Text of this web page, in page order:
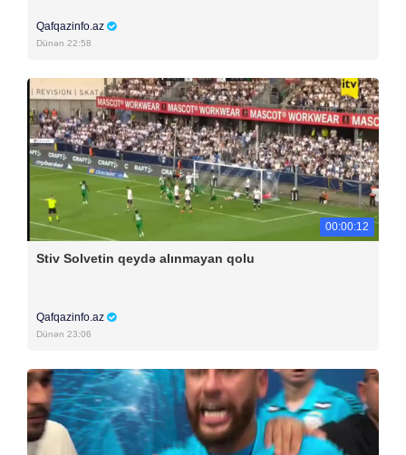
Qafqazinfo.az
Dünən 22:58
00:00:12
Stiv Solvetin qeydə alınmayan qolu
Qafqazinfo.az
Dünən 23:06